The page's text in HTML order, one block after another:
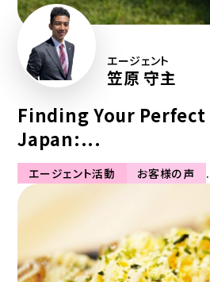
エージェント
笠原 守主
Finding Your Perfect
Japan:...
エージェント活動 お客様の声